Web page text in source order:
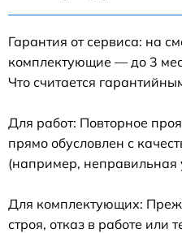
Гарантия от сервиса: на
комплектующие — до 3
Что считается
Для работ: Повторное
прямо обусловлен с
(например, неправильная
Для комплектующих:
строя, отказ в работе или